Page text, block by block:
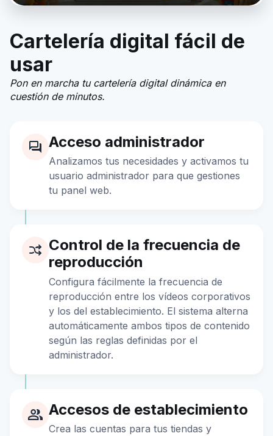
Cartelería digital fácil de
usar
Pon en marcha tu cartelería digital dinámica en
cuestión de minutos.
Acceso administrador
Analizamos tus necesidades y activamos tu
usuario administrador para que gestiones
tu panel web.
Control de la frecuencia de
reproducción
Configura fácilmente la frecuencia de
reproducción entre los vídeos corporativos
y los del establecimiento. El sistema alterna
automáticamente ambos tipos de contenido
según las reglas definidas por el
administrador.
Accesos de establecimiento
Crea las cuentas para tus tiendas y